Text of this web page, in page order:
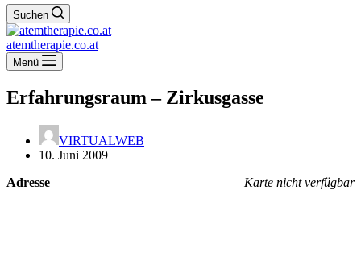
Suchen
atemtherapie.co.at
Menü
Erfahrungsraum – Zirkusgasse
VIRTUALWEB
10. Juni 2009
Karte nicht verfügbar
Adresse